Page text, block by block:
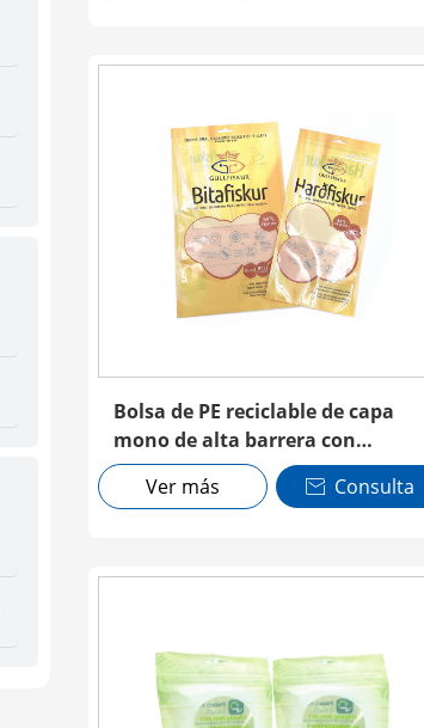
Bolsa de PE reciclable de capa
mono de alta barrera con
cremallera
Ver más  Consulta